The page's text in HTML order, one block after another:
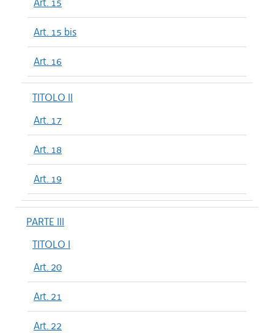
Art. 15 bis
Art. 16
TITOLO II
Art. 17
Art. 18
Art. 19
PARTE III
TITOLO I
Art. 20
Art. 21
Art. 22